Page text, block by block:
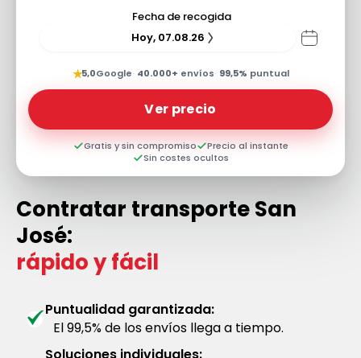
Fecha de recogida
Hoy, 07.08.26
★5,0Google· 40.000+ envíos· 99,5% puntual
Ver precio
Gratis y sin compromiso
Precio al instante
Sin costes ocultos
Contratar transporte San
José:
rápido y fácil
Puntualidad garantizada:
El 99,5% de los envíos llega a tiempo.
Soluciones individuales: